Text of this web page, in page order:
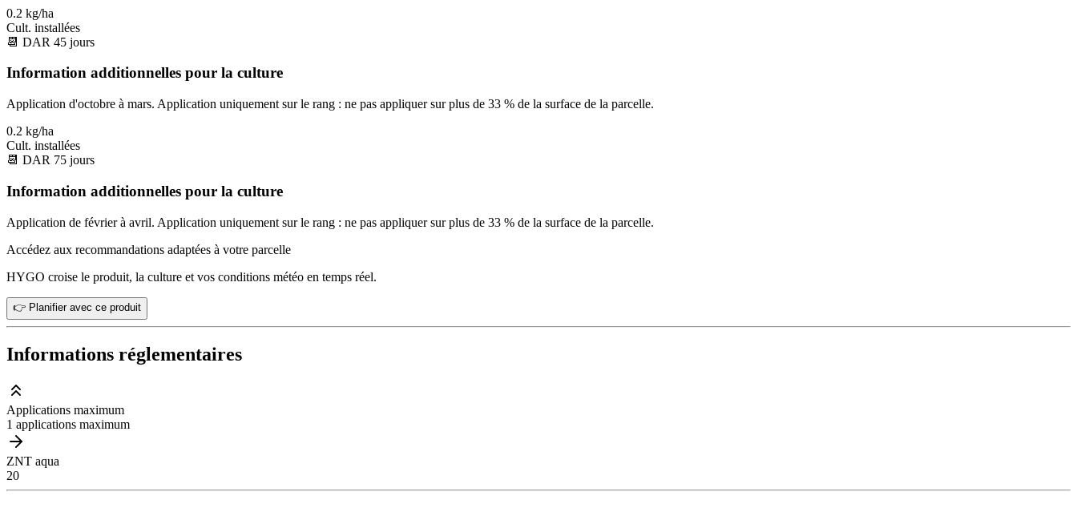
0.2 kg/ha
Cult. installées
📆 DAR 45 jours
Information additionnelles pour la culture
Application d'octobre à mars. Application uniquement sur le rang : ne pas appliquer sur plus de 33 % de la surface de la parcelle.
0.2 kg/ha
Cult. installées
📆 DAR 75 jours
Information additionnelles pour la culture
Application de février à avril. Application uniquement sur le rang : ne pas appliquer sur plus de 33 % de la surface de la parcelle.
Accédez aux recommandations adaptées à votre parcelle
HYGO croise le produit, la culture et vos conditions météo en temps réel.
👉 Planifier avec ce produit
Informations réglementaires
Applications maximum
1 applications maximum
ZNT aqua
20